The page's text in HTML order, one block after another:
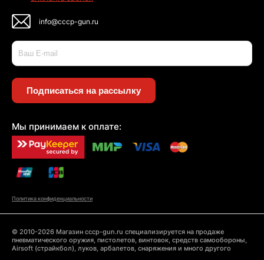
info@cccp-gun.ru
Подписаться на рассылку
Мы принимаем к оплате:
Политика конфиденциальности
© 2010-2026 Магазин cccp-gun.ru специализируется на продаже
пневматического оружия, пистолетов, винтовок, средств самообороны,
Airsoft (страйкбол), луков, арбалетов, снаряжения и много другого